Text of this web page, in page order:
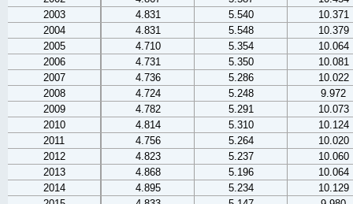
2003
4.831 5.540
10.371
2004
4.831 5.548
10.379
2005
4.710 5.354
10.064
2006
4.731 5.350
10.081
2007
4.736 5.286
10.022
2008
4.724 5.248
9.972
2009
4.782 5.291
10.073
2010
4.814 5.310
10.124
2011
4.756 5.264
10.020
2012
4.823 5.237
10.060
2013
4.868 5.196
10.064
2014
4.895 5.234
10.129